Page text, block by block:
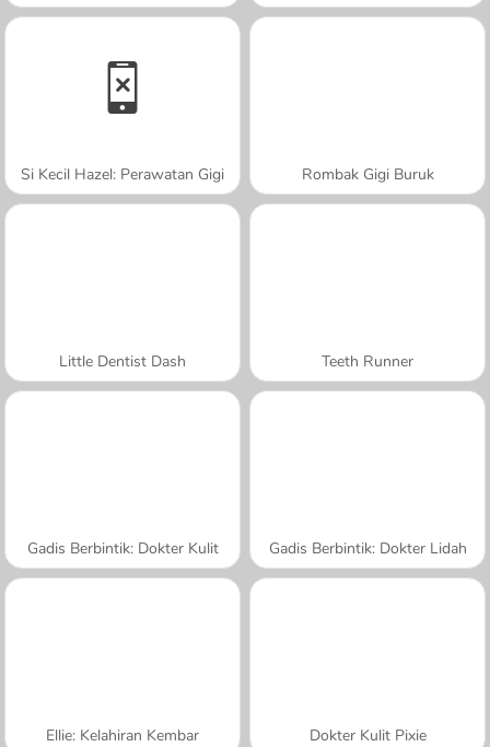
Si Kecil Hazel: Perawatan Gigi Rombak Gigi Buruk
Little Dentist Dash Teeth Runner
Gadis Berbintik: Dokter Kulit Gadis Berbintik: Dokter Lidah
Ellie: Kelahiran Kembar Dokter Kulit Pixie